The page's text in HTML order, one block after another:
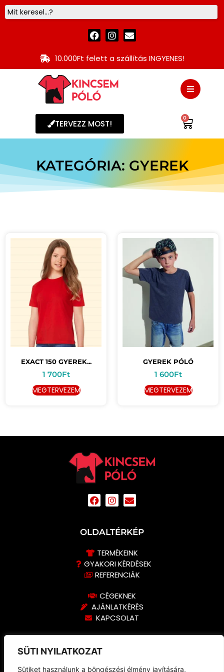
SÜTI NYILATKOZAT
Sütiket használunk a böngészési élmény javítására,
10.000Ft felett a szállítás INGYENES!
TERVEZZ MOST!
0
KATEGÓRIA: GYEREK
EXACT 150 GYEREK...
1 700Ft
MEGTERVEZEM
GYEREK PÓLÓ
1 600Ft
MEGTERVEZEM
OLDALTÉRKÉP
TERMÉKEINK
GYAKORI KÉRDÉSEK
REFERENCIÁK
CÉGEKNEK
AJÁNLATKÉRÉS
KAPCSOLAT